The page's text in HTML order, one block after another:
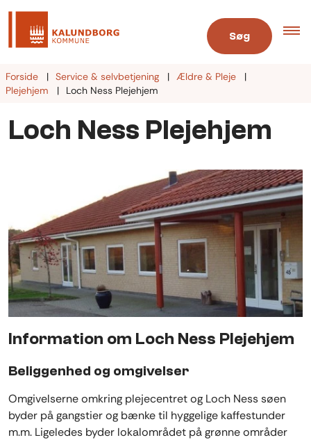
Søg
Forside Service & selvbetjening
Ældre & Pleje
Plejehjem
Loch Ness Plejehjem
Loch Ness Plejehjem
Information om Loch Ness Plejehjem
Beliggenhed og omgivelser
Omgivelserne omkring plejecentret og Loch Ness søen
byder på gangstier og bænke til hyggelige kaffestunder
m.m. Ligeledes byder lokalområdet på grønne områder